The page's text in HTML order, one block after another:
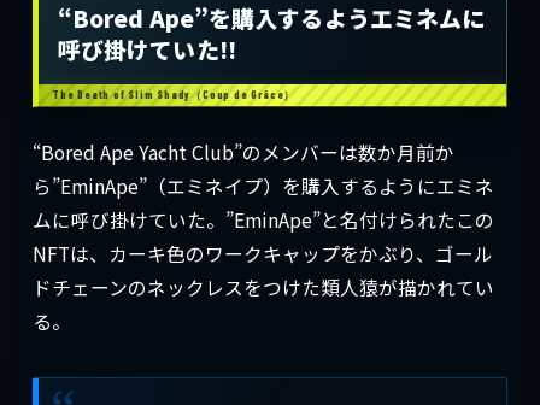
“Bored Ape”を購入するようエミネムに
呼び掛けていた!!
“Bored Ape Yacht Club”のメンバーは数か月前か
ら”EminApe”（エミネイプ）を購入するようにエミネ
ムに呼び掛けていた。”EminApe”と名付けられたこの
NFTは、カーキ色のワークキャップをかぶり、ゴール
ドチェーンのネックレスをつけた類人猿が描かれてい
る。